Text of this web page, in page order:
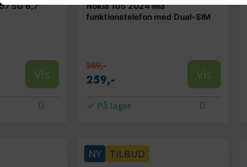
5G 6,7"
Vis
Nokia 105 2024 lilla
funktionstelefon med Dual-SIM
289,-
259,- Vis
På lager
NY TILBUD